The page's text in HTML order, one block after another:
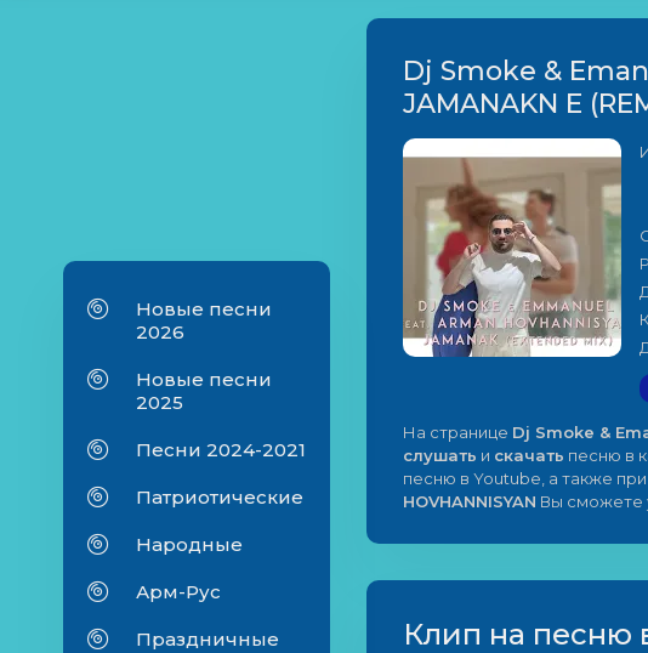
Новые песни
2026
Новые песни
2025
Песни 2024-2021
Патриотические
Народные
Арм-Рус
Праздничные
Dj Smoke &
JAMANAKN E
На странице Dj Smoke &
слушать и скачать песню в
песню в Youtube, а также
HOVHANNISYAN Вы сможете
Клип на песню